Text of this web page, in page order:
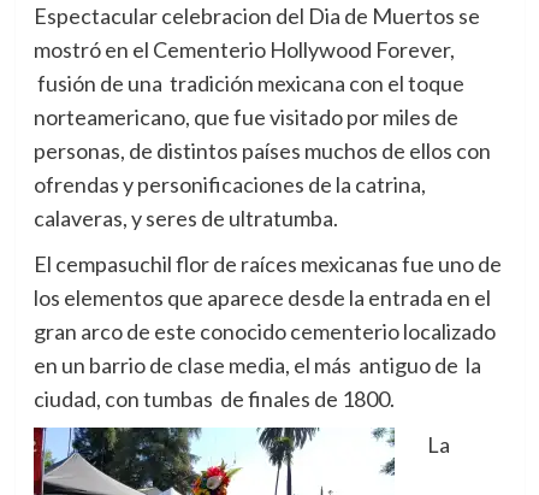
Espectacular celebracion del Dia de Muertos se
mostró en el Cementerio Hollywood Forever,
fusión de una tradición mexicana con el toque
norteamericano, que fue visitado por miles de
personas, de distintos países muchos de ellos con
ofrendas y personificaciones de la catrina,
calaveras, y seres de ultratumba.
El cempasuchil flor de raíces mexicanas fue uno de
los elementos que aparece desde la entrada en el
gran arco de este conocido cementerio localizado
en un barrio de clase media, el más antiguo de la
ciudad, con tumbas de finales de 1800.
La